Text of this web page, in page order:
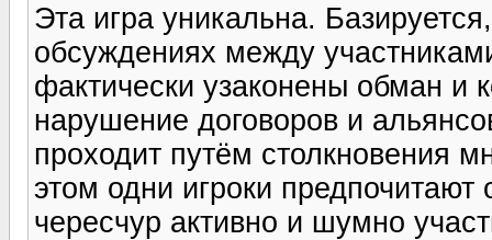
Эта игра уникальна.
обсуждениях между
фактически узаконены обман и
нарушение договоров и
проходит путём столкновения
этом одни игроки
чересчур активно и шумно